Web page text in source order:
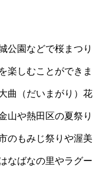
公園などで桜まつり
楽しむことができま
曲（だいまがり）花
山や熱田区の夏祭り
のもみじ祭りや渥美
なばなの里やラグー